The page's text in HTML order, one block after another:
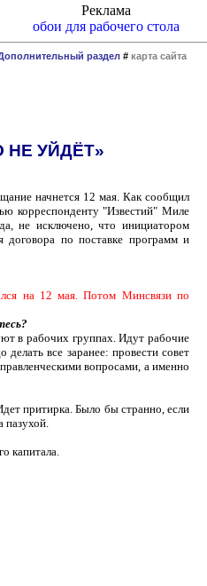
Реклама
обои для рабочего стола
раздел # карта сайта
НЕ УЙДЁТ»
начнется 12 мая. Как сообщил
корреспонденту "Известий" Миле
не исключено, что инициатором
по поставке программ и
на 12 мая. Потом Минсвязи по
в рабочих группах. Идут рабочие
все заранее: провести совет
вопросами, а именно
притирка. Было бы странно, если
пазухой.
капитала.